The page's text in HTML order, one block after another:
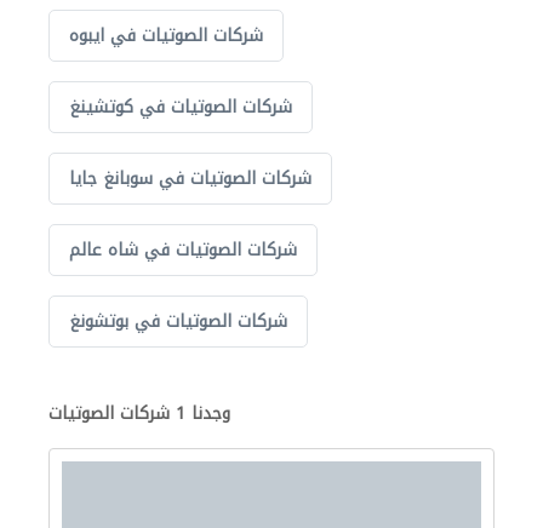
شركات الصوتيات في ايبوه
شركات الصوتيات في كوتشينغ
شركات الصوتيات في سوبانغ جايا
شركات الصوتيات في شاه عالم
شركات الصوتيات في بوتشونغ
وجدنا 1 شركات الصوتيات